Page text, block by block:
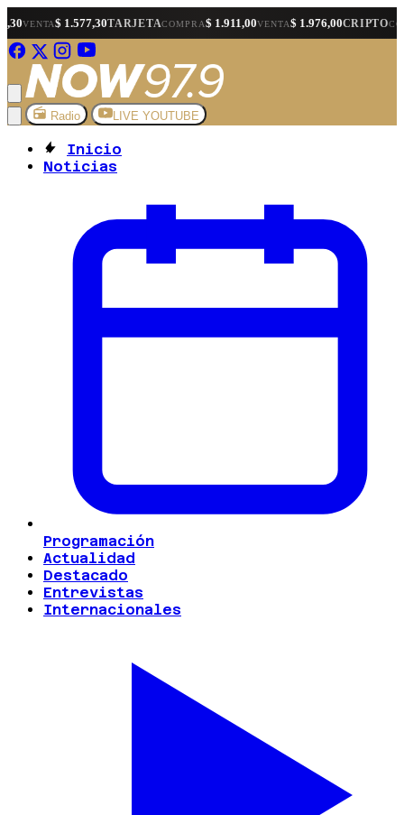
TARJETACOMPRA$ 1.911,00 VENTA$ 1.976,00CRIPTOCOMPRA$
Radio LIVE YOUTUBE
Inicio
Noticias
Programación
Actualidad
Destacado
Entrevistas
Internacionales